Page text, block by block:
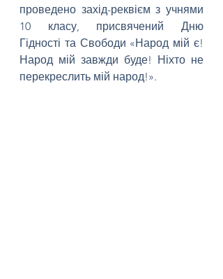
проведено захід-реквієм з учнями
10 класу, присвячений Дню
Гідності та Свободи «Народ мій є!
Народ мій завжди буде! Ніхто не
перекреслить мій народ!».